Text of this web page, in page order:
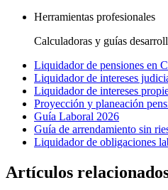
Herramientas profesionales
Calculadoras y guías
Liquidador de pensiones en
Liquidador de intereses
Liquidador de intereses
Proyección y planeación
Guía Laboral 2026
Guía de arrendamiento sin
Liquidador de obligaciones
Artículos